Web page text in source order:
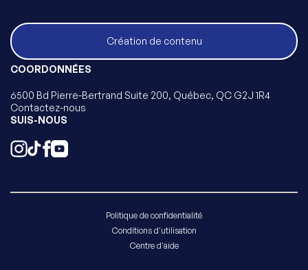
Création de contenu
COORDONNÉES
6500 Bd Pierre-Bertrand Suite 200, Québec, QC G2J 1R4
Contactez-nous
SUIS-NOUS
Politique de confidentialité
Conditions d'utilisation
Centre d'aide